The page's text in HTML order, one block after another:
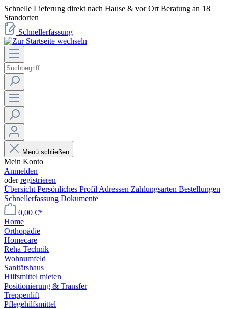
Schnelle Lieferung direkt nach Hause & vor Ort Beratung an 18
Standorten
Schnellerfassung
Menü schließen
Mein Konto
Anmelden
oderregistrieren
Übersicht Persönliches Profil Adressen Zahlungsarten Bestellungen
Schnellerfassung Dokumente
0,00 €*
Home
Orthopädie
Homecare
Reha Technik
Wohnumfeld
Sanitätshaus
Hilfsmittel mieten
Positionierung & Transfer
Treppenlift
Pflegehilfsmittel